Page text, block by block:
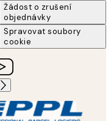
Žádost o zrušení
objednávky
Spravovat soubory
cookie